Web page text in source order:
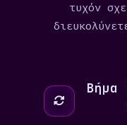
τυχόν
Βήμα